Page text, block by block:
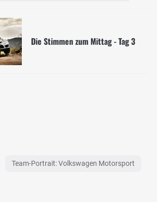
Die Stimmen zum Mittag - Tag 3
Team-Portrait: Volkswagen Motorsport